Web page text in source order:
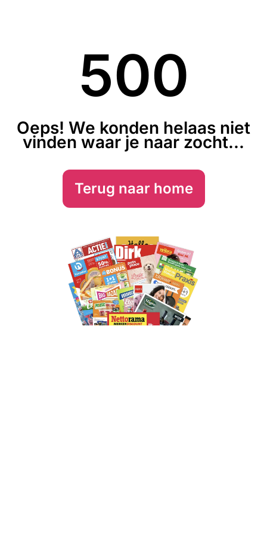
500
Oeps! We konden helaas niet
vinden waar je naar zocht...
Terug naar home